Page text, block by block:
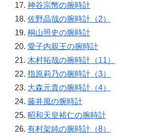
神谷宗幣の腕時計
佐野晶哉の腕時計（2）
桐山照史の腕時計
愛子内親王の腕時計
木村拓哉の腕時計（11）
指原莉乃の腕時計（3）
大森元貴の腕時計（4）
藤井風の腕時計
昭和天皇裕仁の腕時計
有村架純の腕時計（8）